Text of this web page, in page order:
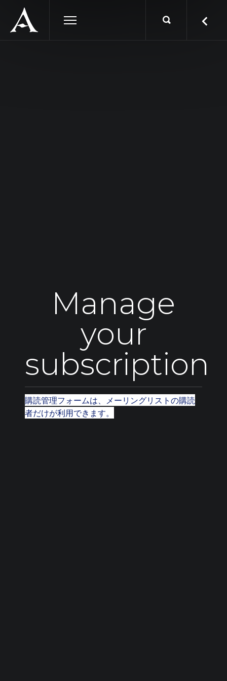
Manage
your
subscription
購読管理フォームは、メーリングリストの購読
者だけが利用できます。